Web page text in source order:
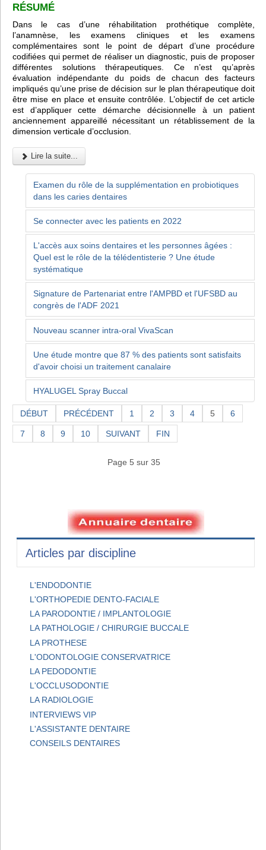
RÉSUMÉ
Dans le cas d’une réhabilitation prothétique complète,
l’anamnèse, les examens cliniques et les examens
complémentaires sont le point de départ d’une procédure
codifiées qui permet de réaliser un diagnostic, puis de proposer
différentes solutions thérapeutiques. Ce n’est qu’après
évaluation indépendante du poids de chacun des facteurs
impliqués qu’une prise de décision sur le plan thérapeutique doit
être mise en place et ensuite contrôlée. L’objectif de cet article
est d’appliquer cette démarche décisionnelle à un patient
anciennement appareillé nécessitant un rétablissement de la
dimension verticale d’occlusion.
Lire la suite...
Examen du rôle de la supplémentation en probiotiques
dans les caries dentaires
Se connecter avec les patients en 2022
L'accès aux soins dentaires et les personnes âgées :
Quel est le rôle de la télédentisterie ? Une étude
systématique
Signature de Partenariat entre l'AMPBD et l'UFSBD au
congrès de l'ADF 2021
Nouveau scanner intra-oral VivaScan
Une étude montre que 87 % des patients sont satisfaits
d'avoir choisi un traitement canalaire
HYALUGEL Spray Buccal
DÉBUT PRÉCÉDENT 1 2 3 4 5 6
7 8 9 10 SUIVANT FIN
Page 5 sur 35
Articles par discipline
L'ENDODONTIE
L'ORTHOPEDIE DENTO-FACIALE
LA PARODONTIE / IMPLANTOLOGIE
LA PATHOLOGIE / CHIRURGIE BUCCALE
LA PROTHESE
L'ODONTOLOGIE CONSERVATRICE
LA PEDODONTIE
L'OCCLUSODONTIE
LA RADIOLOGIE
INTERVIEWS VIP
L'ASSISTANTE DENTAIRE
CONSEILS DENTAIRES